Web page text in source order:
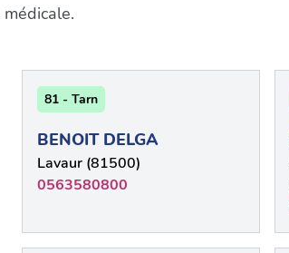
81 - Tarn
BENOIT DELGA
Lavaur (81500)
0563580800